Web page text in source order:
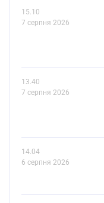
15.10
7 серпня 2026
13.40
7 серпня 2026
14.04
6 серпня 2026